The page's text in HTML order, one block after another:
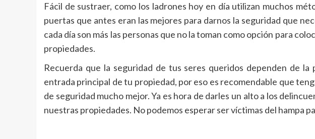
Fácil de sustraer, como los ladrones hoy en día utilizan muchos
puertas que antes eran las mejores para darnos la seguridad que
cada día son más las personas que no la toman como opción para
propiedades.
Recuerda que la seguridad de tus seres queridos dependen de
entrada principal de tu propiedad, por eso es recomendable que
de seguridad mucho mejor. Ya es hora de darles un alto a los
nuestras propiedades. No podemos esperar ser víctimas del hampa